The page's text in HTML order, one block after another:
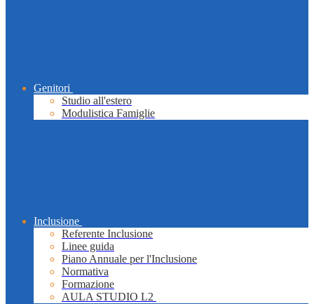
Genitori
Studio all'estero
Modulistica Famiglie
Inclusione
Referente Inclusione
Linee guida
Piano Annuale per l'Inclusione
Normativa
Formazione
AULA STUDIO L2